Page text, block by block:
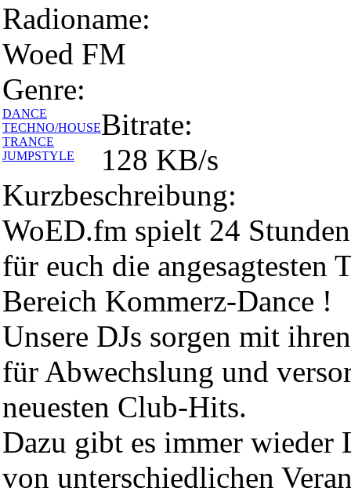
Radioname:
Woed FM
Genre:
DANCE
TECHNO/HOUSE
TRANCE
JUMPSTYLE
Bitrate:
128 KB/s
Kurzbeschreibung:
WoED.fm spielt 24
für euch die angesagtesten
Bereich Kommerz-Dance !
Unsere DJs sorgen mit
für Abwechslung und
neuesten Club-Hits.
Dazu gibt es immer wieder
von unterschiedlichen